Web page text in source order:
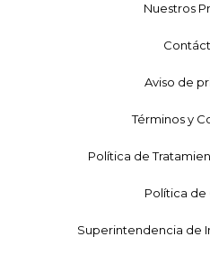
Nuestros
Aviso de
Términos y
Política de
Política de
Superintendencia de